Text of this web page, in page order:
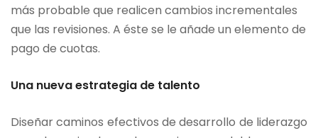
más probable que realicen cambios incrementales
que las revisiones. A éste se le añade un elemento de
pago de cuotas.
Una nueva estrategia de talento
Diseñar caminos efectivos de desarrollo de liderazgo